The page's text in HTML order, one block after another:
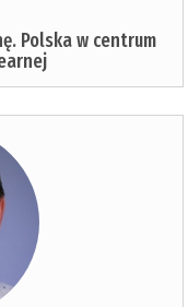
Polska w centrum